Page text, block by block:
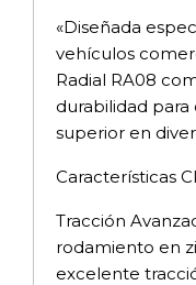
«Diseñada
vehículos
Radial RA08
durabilidad
superior en
Características
Tracción
rodamiento en
excelente